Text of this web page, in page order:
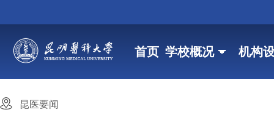
首页 学校概况 机构
昆医要闻